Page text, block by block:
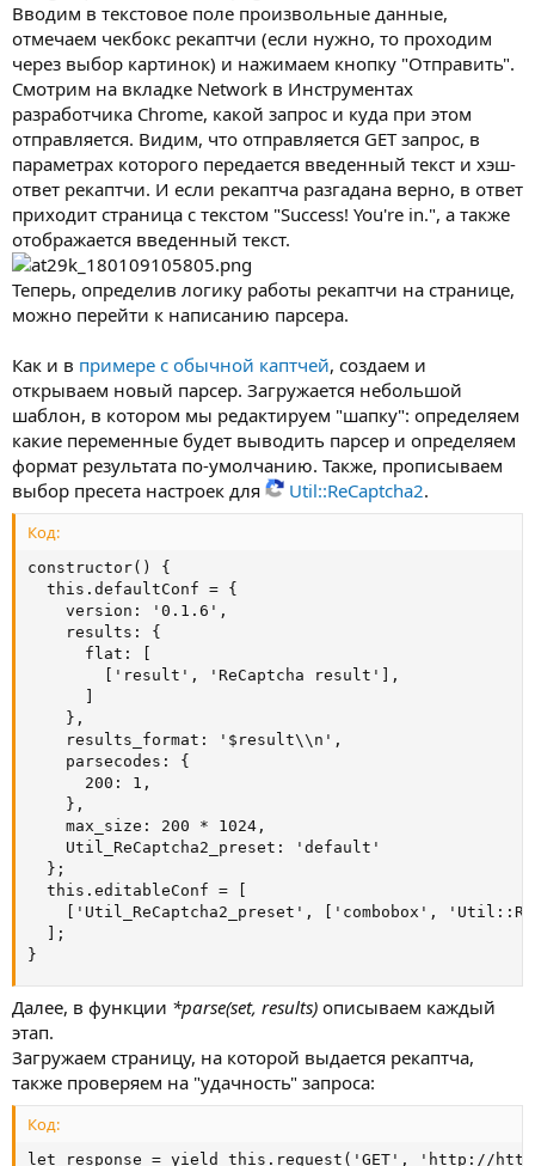
Вводим в текстовое поле произвольные данные,
отмечаем чекбокс рекаптчи (если нужно, то проходим
через выбор картинок) и нажимаем кнопку "Отправить".
Смотрим на вкладке Network в Инструментах
разработчика Chrome, какой запрос и куда при этом
отправляется. Видим, что отправляется GET запрос, в
параметрах которого передается введенный текст и хэш-
ответ рекаптчи. И если рекаптча разгадана верно, в ответ
приходит страница с текстом "Success! You're in.", а также
отображается введенный текст.
Теперь, определив логику работы рекаптчи на странице,
можно перейти к написанию парсера.
Как и в примере с обычной каптчей, создаем и
открываем новый парсер. Загружается небольшой
шаблон, в котором мы редактируем "шапку": определяем
какие переменные будет выводить парсер и определяем
формат результата по-умолчанию. Также, прописываем
выбор пресета настроек для
Util::ReCaptcha2.
Код:
constructor() {
  this.defaultConf = {
    version: '0.1.6',
    results: {
      flat: [
        ['result', 'ReCaptcha result'],
    },
    results_format: '$result\\n',
    parsecodes: {
      200: 1,
    },
    max_size: 200 * 1024,
    Util_ReCaptcha2_preset: 'default'
  };
  this.editableConf = [
['Util_ReCaptcha2_preset', ['combobox',
  ];
}
Далее, в функции *parse(set, results) описываем каждый
этап.
Загружаем страницу, на которой выдается рекаптча,
также проверяем на "удачность" запроса:
Код:
let response = yield this.request('GET', 'http://